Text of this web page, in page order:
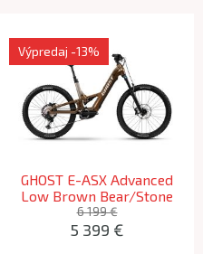
GHOST E-ASX Advanced
Low Brown Bear/Stone
Glossy - L (175-188cm)
2026
Výpredaj -13%
6 199 €
5 399 €